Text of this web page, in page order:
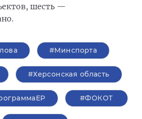
шесть —
#Минспорта
#Херсонская область
#ФОКОТ